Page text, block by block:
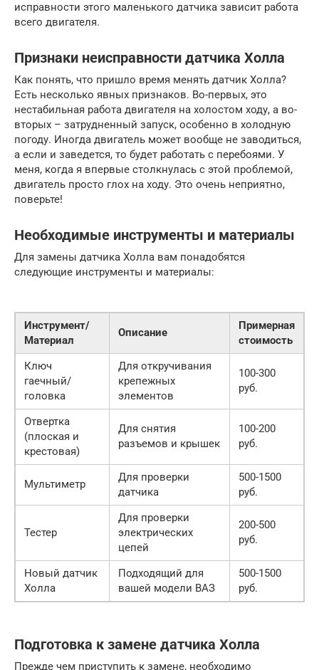
исправности этого маленького датчика зависит работа
всего двигателя.
Признаки неисправности датчика Холла
Как понять, что пришло время менять датчик Холла?
Есть несколько явных признаков. Во-первых, это
нестабильная работа двигателя на холостом ходу, а во-
вторых – затрудненный запуск, особенно в холодную
погоду. Иногда двигатель может вообще не заводиться,
а если и заведется, то будет работать с перебоями. У
меня, когда я впервые столкнулась с этой проблемой,
двигатель просто глох на ходу. Это очень неприятно,
поверьте!
Необходимые инструменты и материалы
Для замены датчика Холла вам понадобятся
следующие инструменты и материалы:
Инструмент/
Материал
Описание
Примерная
стоимость
Ключ
гаечный/
головка
Для откручивания
крепежных
элементов
100-300
руб.
Отвертка
(плоская и
крестовая)
Для снятия
разъемов и крышек
100-200
руб.
Мультиметр
Для проверки
датчика
500-1500
руб.
Тестер
Для проверки
электрических
цепей
200-500
руб.
Новый датчик
Холла
Подходящий для
вашей модели ВАЗ
500-1500
руб.
Подготовка к замене датчика Холла
Прежде чем приступить к замене, необходимо